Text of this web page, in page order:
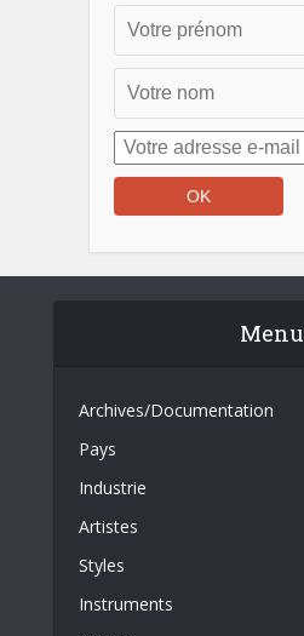
Menu
Archives/Documentation
Pays
Industrie
Artistes
Styles
Instruments